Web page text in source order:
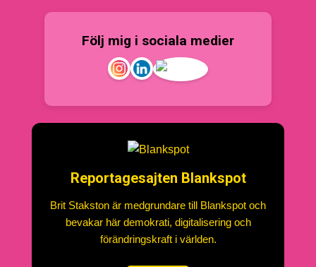
Följ mig i sociala medier
Reportagesajten Blankspot
Brit Stakston är medgrundare till Blankspot och
bevakar här demokrati, digitalisering och
förändringskraft i världen.